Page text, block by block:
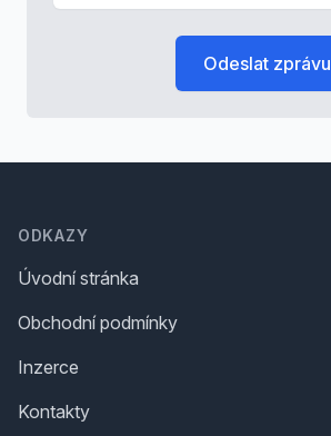
Odeslat zprávu
ODKAZY
Úvodní stránka
Obchodní podmínky
Inzerce
Kontakty